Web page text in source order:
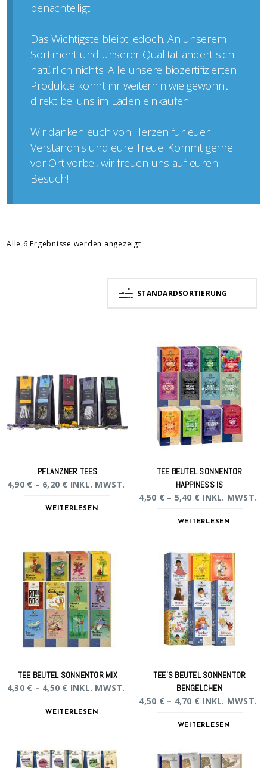
benachteiligt.
Das Wichtigste bleibt jedoch. An unserem
Sortiment und unserer Qualität ändert sich
natürlich nichts! Alle unsere biozertifizierten
Produkte könnt ihr weiterhin wie gewohnt
direkt bei uns im Laden einkaufen.
Wir danken euch von Herzen für euer
Verständnis und eure Treue. Kommt gerne
vor Ort vorbei, wir freuen uns auf euren
Besuch!
Alle 6 Ergebnisse werden angezeigt
STANDARDSORTIERUNG
PFLANZNER TEES
4,90 € – 6,20 € INKL. MWST.
WEITERLESEN
TEE BEUTEL SONNENTOR
HAPPINESS IS
4,50 € – 5,40 € INKL. MWST.
WEITERLESEN
TEE BEUTEL SONNENTOR MIX
4,30 € – 4,50 € INKL. MWST.
WEITERLESEN
TEE’S BEUTEL SONNENTOR
BENGELCHEN
4,50 € – 4,70 € INKL. MWST.
WEITERLESEN